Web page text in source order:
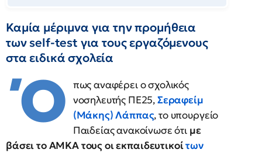
Καμία μέριμνα για την προμήθεια
των self-test για τους εργαζόμενους
στα ειδικά σχολεία
Ό πως αναφέρει ο σχολικός
νοσηλευτής ΠΕ25,Σεραφείμ
(Μάκης) Λάππας, το υπουργείο
Παιδείας ανακοίνωσε ότι με
βάσει το ΑΜΚΑ τους οι εκπαιδευτικοίτων